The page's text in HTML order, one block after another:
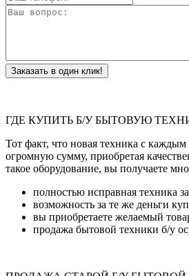
Заказать в один клик!
ГДЕ КУПИТЬ Б/У БЫТОВУЮ
Тот факт, что новая техника с
огромную сумму, приобретая
такое оборудование, вы получаете
полностью исправная техника
возможность за те же деньги
вы приобретаете желаемый
продажа бытовой техники б/у